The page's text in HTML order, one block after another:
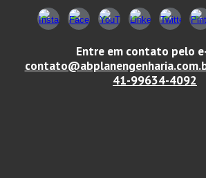
Entre em contato pelo
41-99634-4092